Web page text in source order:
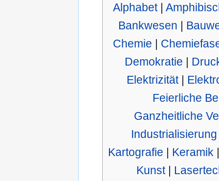
Alphabet|
Bankwesen |
Chemie |
Demokratie |
Elektrizität|
Feierliche
Ganzheitliche
Industrialisierung
Kartografie | Keramik
Kunst|